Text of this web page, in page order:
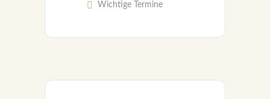
Wichtige Termine